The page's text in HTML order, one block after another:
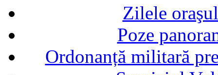
Zilele
Poze
Ordonanță militară